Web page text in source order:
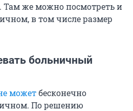
же можно посмотреть и
в том числе размер
больничный
можетбесконечно
По решению